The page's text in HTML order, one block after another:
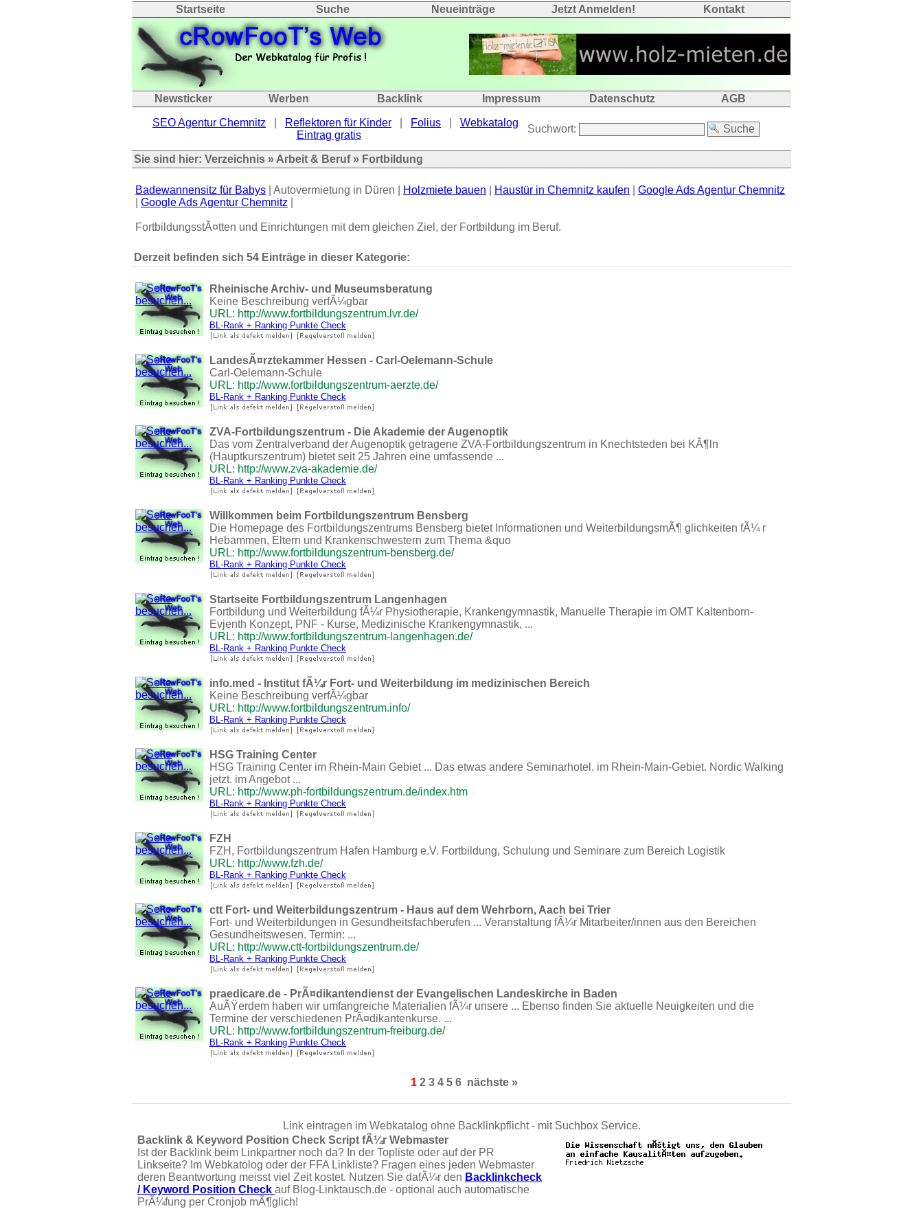
Startseite Suche Neueinträge Jetzt Anmelden! Kontakt
Newsticker Werben Backlink Impressum Datenschutz AGB
SEO Agentur Chemnitz Reflektoren für Kinder Folius
Webkatalog
Eintrag gratis
Suchwort:
Sie sind hier: Verzeichnis » Arbeit & Beruf» Fortbildung
Badewannensitz für Babys | Autovermietung in Düren | Holzmiete bauen Haustür in Chemnitz kaufen
Google Ads Agentur Chemnitz
Google Ads Agentur Chemnitz
FortbildungsstÃ¤tten und Einrichtungen mit dem gleichen Ziel, der Fortbildung im Beruf.
Derzeit befinden sich 54 Einträge in dieser Kategorie:
Rheinische Archiv- und Museumsberatung
Keine Beschreibung verfÃ¼gbar
URL: http://www.fortbildungszentrum.lvr.de/
BL-Rank + Ranking Punkte Check
LandesÃ¤rztekammer Hessen - Carl-Oelemann-Schule
Carl-Oelemann-Schule
URL: http://www.fortbildungszentrum-aerzte.de/
BL-Rank + Ranking Punkte Check
ZVA-Fortbildungszentrum - Die Akademie der Augenoptik
Das vom Zentralverband der Augenoptik getragene ZVA-Fortbildungszentrum in Knechtsteden bei KÃ¶ln
(Hauptkurszentrum) bietet seit 25 Jahren eine umfassende ...
URL: http://www.zva-akademie.de/
BL-Rank + Ranking Punkte Check
Willkommen beim Fortbildungszentrum Bensberg
Die Homepage des Fortbildungszentrums Bensberg bietet Informationen und WeiterbildungsmÃ¶ glichkeiten fÃ¼ r
Hebammen, Eltern und Krankenschwestern zum Thema &quo
URL: http://www.fortbildungszentrum-bensberg.de/
BL-Rank + Ranking Punkte Check
Startseite Fortbildungszentrum Langenhagen
Fortbildung und Weiterbildung fÃ¼r Physiotherapie, Krankengymnastik, Manuelle Therapie im OMT Kaltenborn-
Evjenth Konzept, PNF - Kurse, Medizinische Krankengymnastik, ...
URL: http://www.fortbildungszentrum-langenhagen.de/
BL-Rank + Ranking Punkte Check
info.med - Institut fÃ¼r Fort- und Weiterbildung im medizinischen Bereich
Keine Beschreibung verfÃ¼gbar
URL: http://www.fortbildungszentrum.info/
BL-Rank + Ranking Punkte Check
HSG Training Center
HSG Training Center im Rhein-Main Gebiet ... Das etwas andere Seminarhotel. im Rhein-Main-Gebiet. Nordic Walking
jetzt. im Angebot ...
URL: http://www.ph-fortbildungszentrum.de/index.htm
BL-Rank + Ranking Punkte Check
FZH
FZH, Fortbildungszentrum Hafen Hamburg e.V. Fortbildung, Schulung und Seminare zum Bereich Logistik
URL: http://www.fzh.de/
BL-Rank + Ranking Punkte Check
ctt Fort- und Weiterbildungszentrum - Haus auf dem Wehrborn, Aach bei Trier
Fort- und Weiterbildungen in Gesundheitsfachberufen ... Veranstaltung fÃ¼r Mitarbeiter/innen aus den Bereichen
Gesundheitswesen. Termin: ...
URL: http://www.ctt-fortbildungszentrum.de/
BL-Rank + Ranking Punkte Check
praedicare.de - PrÃ¤dikantendienst der Evangelischen Landeskirche in Baden
AuÃŸerdem haben wir umfangreiche Materialien fÃ¼r unsere ... Ebenso finden Sie aktuelle Neuigkeiten und die
Termine der verschiedenen PrÃ¤dikantenkurse. ...
URL: http://www.fortbildungszentrum-freiburg.de/
BL-Rank + Ranking Punkte Check
1 2 3 4 5 6 nächste »
Link eintragen im Webkatalog ohne Backlinkpflicht - mit Suchbox Service.
Backlink & Keyword Position Check Script fÃ¼r Webmaster
Ist der Backlink beim Linkpartner noch da? In der Topliste oder auf der PR
Linkseite? Im Webkatolog oder der FFA Linkliste? Fragen eines jeden Webmaster
deren Beantwortung meisst viel Zeit kostet. Nutzen Sie dafÃ¼r den Backlinkcheck
/ Keyword Position Check auf Blog-Linktausch.de - optional auch automatische
PrÃ¼fung per Cronjob mÃ¶glich!